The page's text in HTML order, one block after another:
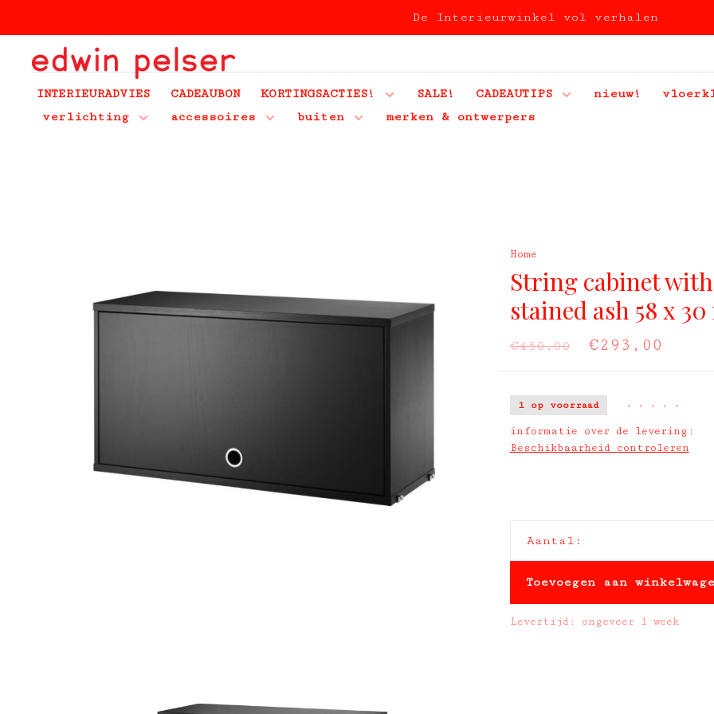
De Interieurwinkel vol verhalen
INTERIEURADVIES CADEAUBON KORTINGSACTIES! SALE! CADEAUTIPS nieuw!
verlichting
accessoires buiten merken & ontwerpers
Home
String cabinet
stained ash 58 x 30
€450,00 €293,00
1 op voorraad • • • • •
informatie over de levering:
Beschikbaarheid controleren
Aantal:
Toevoegen aan
Levertijd: ongeveer 1 week